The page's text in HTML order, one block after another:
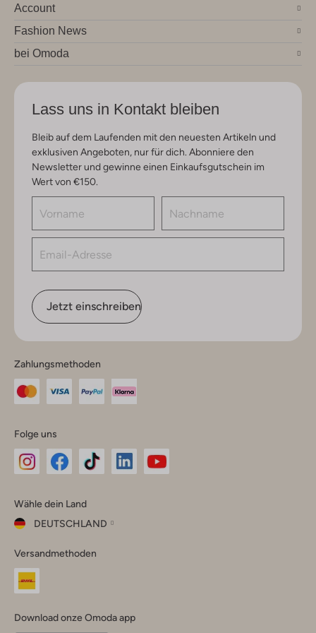
Account
Fashion News
bei Omoda
Lass uns in Kontakt bleiben
Bleib auf dem Laufenden mit den neuesten Artikeln und
exklusiven Angeboten, nur für dich. Abonniere den
Newsletter und gewinne einen Einkaufsgutschein im
Wert von €150.
Jetzt einschreiben
Zahlungsmethoden
Folge uns
Instagram
Facebook
TikTok
Wähle dein Land
DEUTSCHLAND
dein
Land
Versandmethoden
Download onze Omoda app